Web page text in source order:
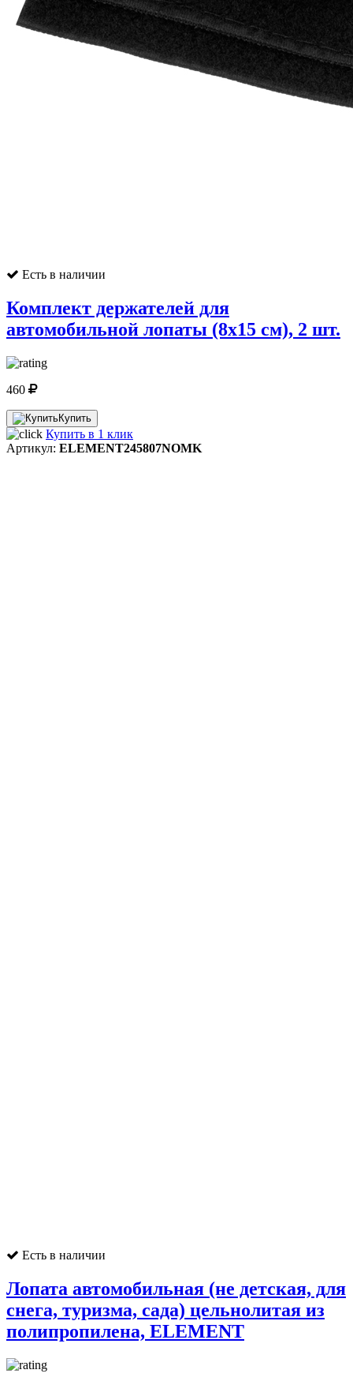
Есть в наличии
Комплект держателей для
автомобильной лопаты (8x15 см), 2 шт.
460
Купить
Купить в 1 клик
Артикул: ELEMENT245807NOMK
Есть в наличии
Лопата автомобильная (не детская, для
снега, туризма, сада) цельнолитая из
полипропилена, ELEMENT